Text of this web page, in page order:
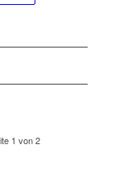
1 von 2